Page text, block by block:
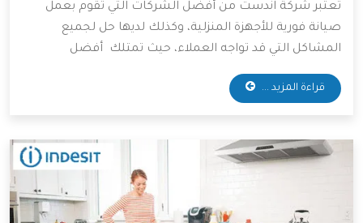
تعتبر شركة اندست من أفضل الشركات التي تقوم بعمل
صيانة فورية للأجهزة المنزلية، وكذلك لديها حل لجميع
المشاكل التي قد تواجه العملاء، حيث تمتلك أفضل
المهندسين والخبراء المتخصصين في صيانة جميع الأجهزة
الكهربائية، واعتماداً على آراء الكثير من العملاء فهي الأفضل
قراءة المزيد ...